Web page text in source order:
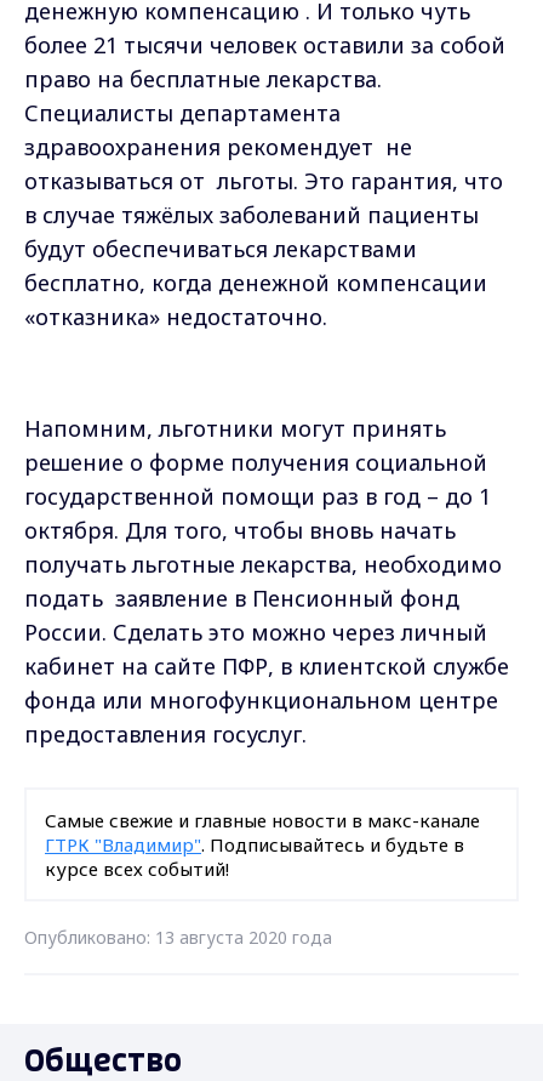
денежную компенсацию . И только чуть
более 21 тысячи человек оставили за собой
право на бесплатные лекарства.
Специалисты департамента
здравоохранения рекомендует не
отказываться от льготы. Это гарантия, что
в случае тяжёлых заболеваний пациенты
будут обеспечиваться лекарствами
бесплатно, когда денежной компенсации
«отказника» недостаточно.
Напомним, льготники могут принять
решение о форме получения социальной
государственной помощи раз в год – до 1
октября. Для того, чтобы вновь начать
получать льготные лекарства, необходимо
подать заявление в Пенсионный фонд
России. Сделать это можно через личный
кабинет на сайте ПФР, в клиентской службе
фонда или многофункциональном центре
предоставления госуслуг.
Самые свежие и главные новости в макс-канале
ГТРК "Владимир". Подписывайтесь и будьте в
курсе всех событий!
Опубликовано: 13 августа 2020 года
Общество